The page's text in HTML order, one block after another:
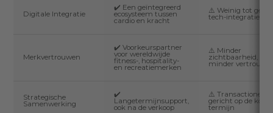
Digitale Integratie
✔️ Een geïntegreerd
ecosysteem tussen
cardio en kracht
⚠️ Weinig tot geen
tech-integratie
Merkvertrouwen
✔️ Voorkeurspartner
voor wereldwijde
fitness-, hospitality-
en recreatiemerken
⚠️ Minder
zichtbaarheid,
minder
Strategische
Samenwerking
✔️
Langetermijnsupport,
ook na de verkoop
⚠️ Transactioneel
gericht op de korte
termijn